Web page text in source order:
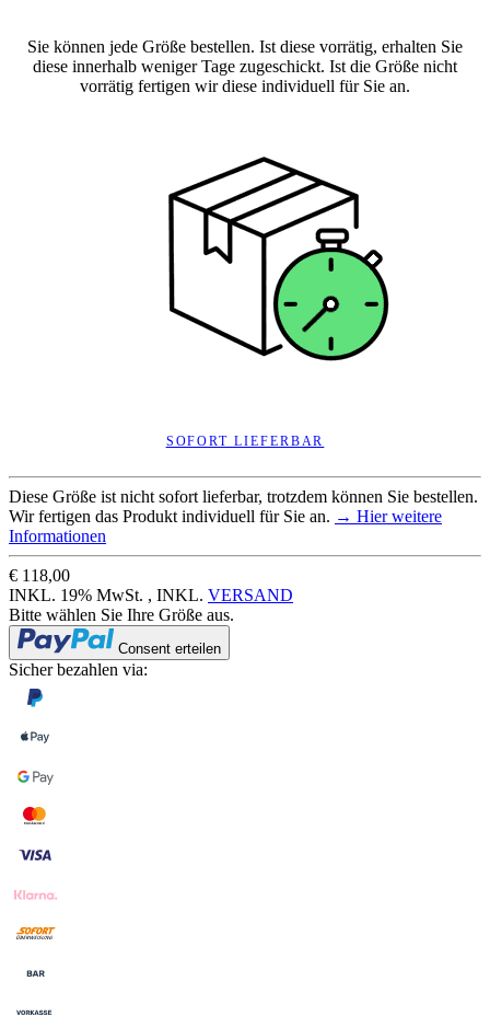
Sie können jede Größe bestellen. Ist diese vorrätig, erhalten Sie
diese innerhalb weniger Tage zugeschickt. Ist die Größe nicht
vorrätig fertigen wir diese individuell für Sie an.
SOFORT LIEFERBAR
Diese Größe ist nicht sofort lieferbar, trotzdem können Sie bestellen.
Wir fertigen das Produkt individuell für Sie an. → Hier weitere
Informationen
€ 118,00
INKL. 19% MwSt. , INKL. VERSAND
Bitte wählen Sie Ihre Größe aus.
Consent erteilen
Sicher bezahlen via: